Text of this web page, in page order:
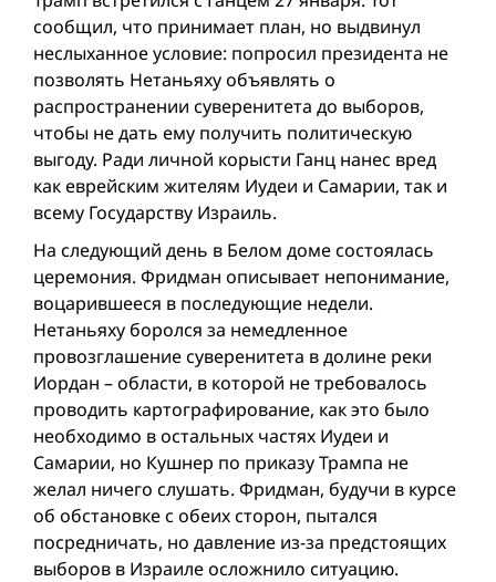
сообщил, что принимает план, но выдвинул
неслыханное условие: попросил президента не
позволять Нетаньяху объявлять о
распространении суверенитета до выборов,
чтобы не дать ему получить политическую
выгоду. Ради личной корысти Ганц нанес вред
как еврейским жителям Иудеи и Самарии, так и
всему Государству Израиль.
На следующий день в Белом доме состоялась
церемония. Фридман описывает непонимание,
воцарившееся в последующие недели.
Нетаньяху боролся за немедленное
провозглашение суверенитета в долине реки
Иордан – области, в которой не требовалось
проводить картографирование, как это было
необходимо в остальных частях Иудеи и
Самарии, но Кушнер по приказу Трампа не
желал ничего слушать. Фридман, будучи в курсе
об обстановкe с обеих сторон, пытался
посредничать, но давление из-за предстоящих
выборов в Израиле осложнило ситуацию.